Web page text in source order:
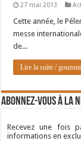
27 mai 2013
Cette année, le
messe
de...
Lire la suite /
Abonnez-vous à la
Recevez une fois
informations en